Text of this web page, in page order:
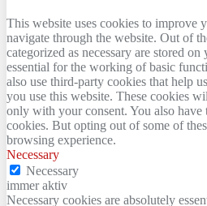
This website uses cookies to improve
navigate through the website. Out of
categorized as necessary are stored
essential for the working of basic
also use third-party cookies that help
you use this website. These cookies
only with your consent. You also
cookies. But opting out of some of
browsing experience.
Necessary
Necessary
immer aktiv
Necessary cookies are absolutely